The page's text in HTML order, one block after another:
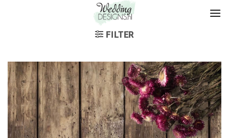
FILTER